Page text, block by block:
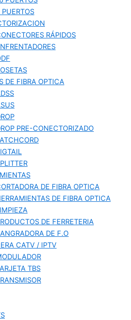
PUERTOS
RÁPIDOS
DE FIBRA OPTICA
PRE-CONECTORIZADO
DE FIBRA OPTICA
DE FIBRA OPTICA
DE FERRETERIA
DE F.O
CATV / IPTV
TBS